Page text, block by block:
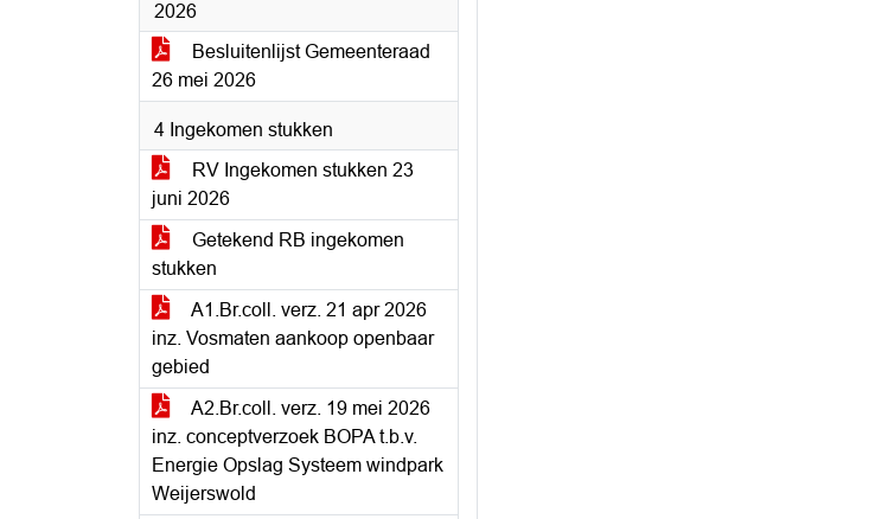
2026
Besluitenlijst Gemeenteraad
26 mei 2026
4 Ingekomen stukken
RV Ingekomen stukken 23
juni 2026
Getekend RB ingekomen
stukken
A1.Br.coll. verz. 21 apr 2026
inz. Vosmaten aankoop openbaar
gebied
A2.Br.coll. verz. 19 mei 2026
inz. conceptverzoek BOPA t.b.v.
Energie Opslag Systeem windpark
Weijerswold